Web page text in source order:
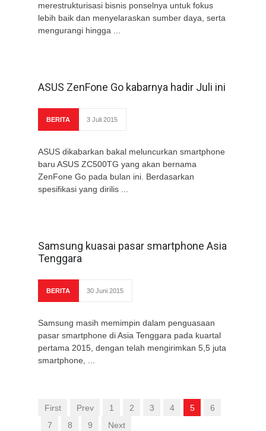
merestrukturisasi bisnis ponselnya untuk fokus
lebih baik dan menyelaraskan sumber daya, serta
mengurangi hingga ...
ASUS ZenFone Go kabarnya hadir Juli ini
BERITA 3 Juli 2015
ASUS dikabarkan bakal meluncurkan smartphone
baru ASUS ZC500TG yang akan bernama
ZenFone Go pada bulan ini. Berdasarkan
spesifikasi yang dirilis ...
Samsung kuasai pasar smartphone Asia
Tenggara
BERITA 30 Juni 2015
Samsung masih memimpin dalam penguasaan
pasar smartphone di Asia Tenggara pada kuartal
pertama 2015, dengan telah mengirimkan 5,5 juta
smartphone, ...
First Prev 1 2 3 4 5
6
7
8 9 Next